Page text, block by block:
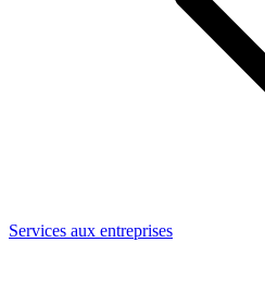
Services aux entreprises